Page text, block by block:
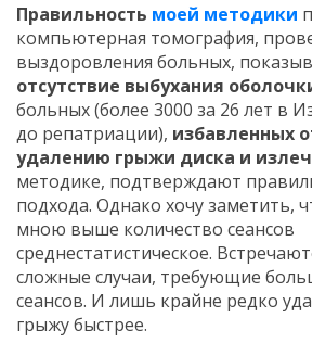
Правильность моей методики
компьютерная томография,
выздоровления больных,
отсутствие выбухания
больных (более 3000 за 26 лет в
до репатриации), избавленных
удалению грыжи диска и
методике, подтверждают
подхода. Однако хочу заметить,
мною выше количество сеансов
среднестатистическое.
сложные случаи, требующие
сеансов. И лишь крайне редко
грыжу быстрее.